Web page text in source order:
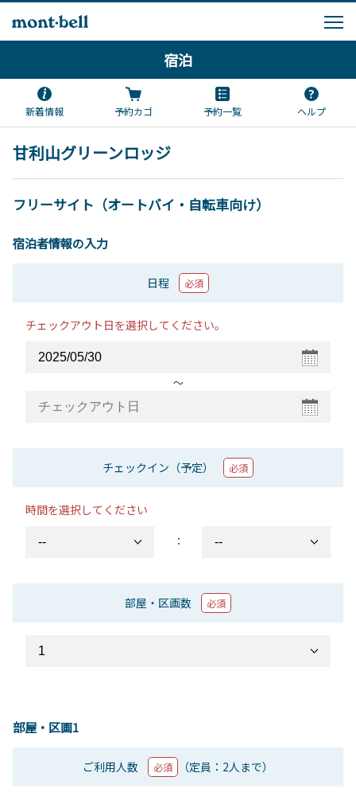
宿泊
新着情報 予約カゴ 予約一覧 ヘルプ
甘利山グリーンロッジ
フリーサイト（オートバイ・自転車向け）
宿泊者情報の入力
日程 必須
チェックアウト日を選択してください。
〜
チェックイン（予定） 必須
時間を選択してください
：
部屋・区画数 必須
部屋・区画1
ご利用人数 必須 （定員：2人まで）